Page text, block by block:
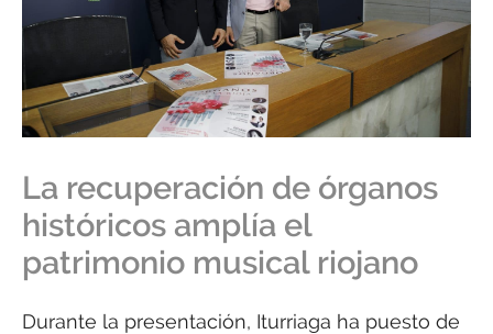
La recuperación de órganos
históricos amplía el
patrimonio musical riojano
Durante la presentación, Iturriaga ha puesto de